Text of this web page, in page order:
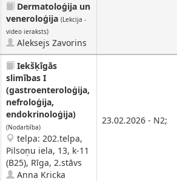
Dermatoloģija un
veneroloģija (Lekcija -
video ieraksts)
Aleksejs Zavorins
Iekšķīgās
slimības I
(gastroenteroloģija,
nefroloģija,
endokrinoloģija)
(Nodarbība)
telpa: 202.telpa,
Pilsoņu iela, 13, k-11
(B25), Rīga, 2.stāvs
Anna Kricka
23.02.2026 - N2;